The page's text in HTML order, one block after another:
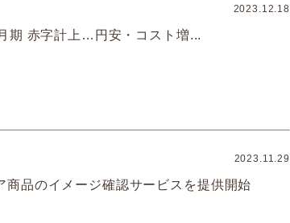
2023.12.18
期 赤字計上…円安・コスト増...
2023.11.29
商品のイメージ確認サービスを提供開始